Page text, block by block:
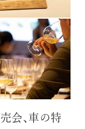
会、車の特